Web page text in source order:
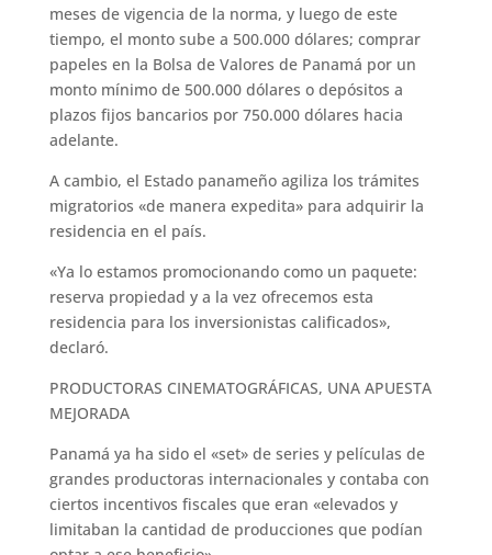
meses de vigencia de la norma, y luego de este
tiempo, el monto sube a 500.000 dólares; comprar
papeles en la Bolsa de Valores de Panamá por un
monto mínimo de 500.000 dólares o depósitos a
plazos fijos bancarios por 750.000 dólares hacia
adelante.
A cambio, el Estado panameño agiliza los trámites
migratorios «de manera expedita» para adquirir la
residencia en el país.
«Ya lo estamos promocionando como un paquete:
reserva propiedad y a la vez ofrecemos esta
residencia para los inversionistas calificados»,
declaró.
PRODUCTORAS CINEMATOGRÁFICAS, UNA APUESTA
MEJORADA
Panamá ya ha sido el «set» de series y películas de
grandes productoras internacionales y contaba con
ciertos incentivos fiscales que eran «elevados y
limitaban la cantidad de producciones que podían